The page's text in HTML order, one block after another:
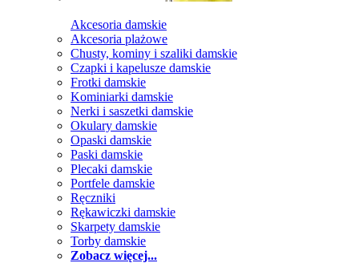
Akcesoria damskie
Akcesoria plażowe
Chusty, kominy i szaliki damskie
Czapki i kapelusze damskie
Frotki damskie
Kominiarki damskie
Nerki i saszetki damskie
Okulary damskie
Opaski damskie
Paski damskie
Plecaki damskie
Portfele damskie
Ręczniki
Rękawiczki damskie
Skarpety damskie
Torby damskie
Zobacz więcej...